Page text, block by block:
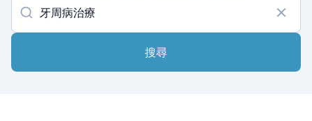
我是醫療人員
搜尋